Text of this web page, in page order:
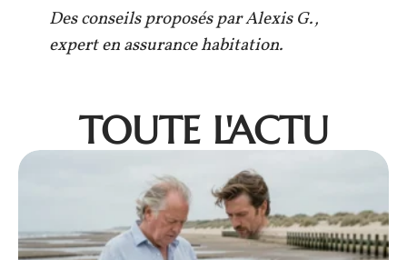
Des conseils proposés par Alexis G.,
expert en assurance habitation.
TOUTE L'ACTU